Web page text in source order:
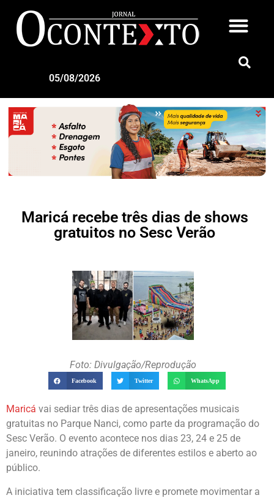
05/08/2026
Maricá recebe três dias de shows
gratuitos no Sesc Verão
Foto: Divulgação/Reprodução
Facebook Twitter WhatsApp
Maricá vai sediar três dias de apresentações musicais
gratuitas no Parque Nanci, como parte da programação do
Sesc Verão. O evento acontece nos dias 23, 24 e 25 de
janeiro, reunindo atrações de diferentes estilos e aberto ao
público.
A iniciativa tem classificação livre e promete movimentar a